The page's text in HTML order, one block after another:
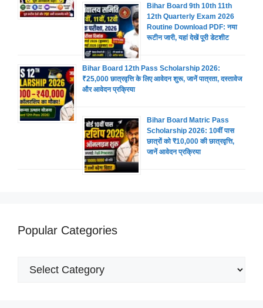
Bihar Board 9th 10th 11th
12th Quarterly Exam 2026
Routine Download PDF: नया
रूटीन जारी, यहां देखें पूरी डेटशीट
Bihar Board 12th Pass Scholarship 2026:
₹25,000 छात्रवृत्ति के लिए आवेदन शुरू, जानें पात्रता, दस्तावेज
और आवेदन प्रक्रिया
Bihar Board Matric Pass
Scholarship 2026: 10वीं पास
छात्रों को ₹10,000 की छात्रवृत्ति,
जानें आवेदन प्रक्रिया
Popular Categories
Popular